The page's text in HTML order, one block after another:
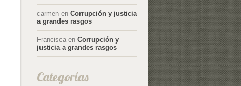
carmenen Corrupción y justicia
a grandes rasgos
Franciscaen Corrupción y
justicia a grandes rasgos
Categorías